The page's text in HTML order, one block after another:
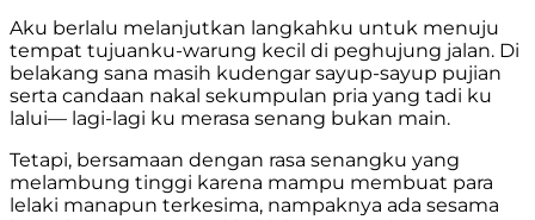
Aku berlalu melanjutkan langkahku untuk menuju
tempat tujuanku-warung kecil di peghujung jalan. Di
belakang sana masih kudengar sayup-sayup pujian
serta candaan nakal sekumpulan pria yang tadi ku
lalui— lagi-lagi ku merasa senang bukan main.
Tetapi, bersamaan dengan rasa senangku yang
melambung tinggi karena mampu membuat para
lelaki manapun terkesima, nampaknya ada sesama